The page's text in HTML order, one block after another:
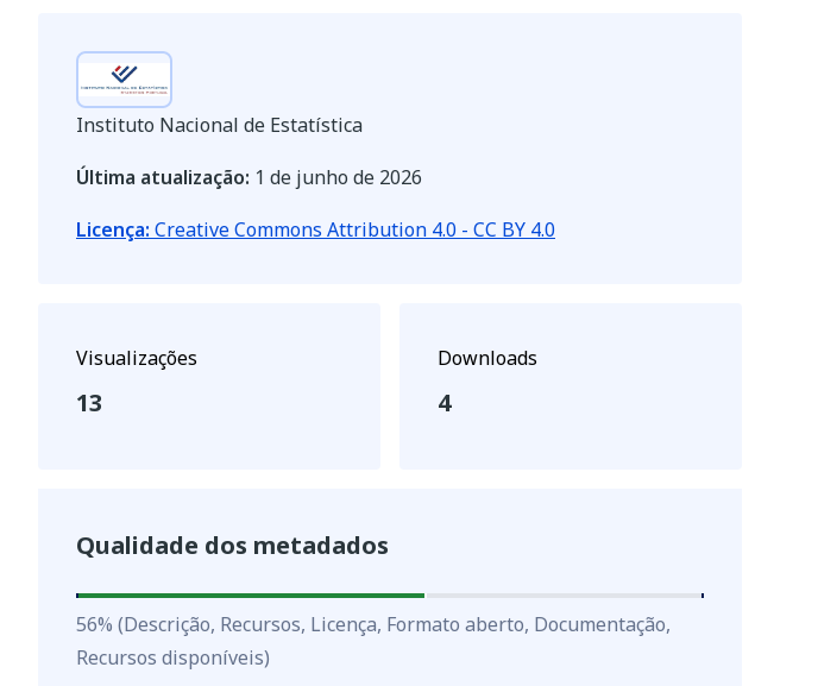
Instituto Nacional de Estatística
Última atualização: 1 de junho de 2026
Licença: Creative Commons Attribution 4.0 - CC BY 4.0
Visualizações
13
Downloads
4
Qualidade dos metadados
56%
56% (Descrição, Recursos, Licença, Formato aberto, Documentação,
Recursos disponíveis)